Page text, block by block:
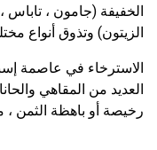
الخفيفة (جامون ، تاباس
الزيتون) وتذوق أنواع
الاسترخاء في عاصمة
العديد من المقاهي
رخيصة أو باهظة الثمن ،